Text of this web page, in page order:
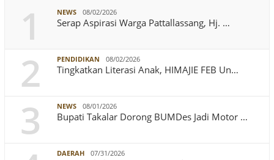
1 NEWS 08/02/2026
Serap Aspirasi Warga Pattallassang, Hj. …
2 PENDIDIKAN 08/02/2026
Tingkatkan Literasi Anak, HIMAJIE FEB Un…
3 NEWS 08/01/2026
Bupati Takalar Dorong BUMDes Jadi Motor …
DAERAH 07/31/2026